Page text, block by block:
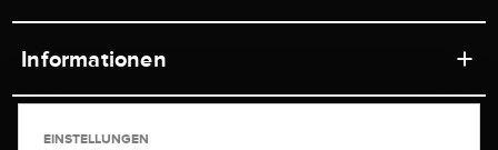
Informationen
Service
EINSTELLUNGEN